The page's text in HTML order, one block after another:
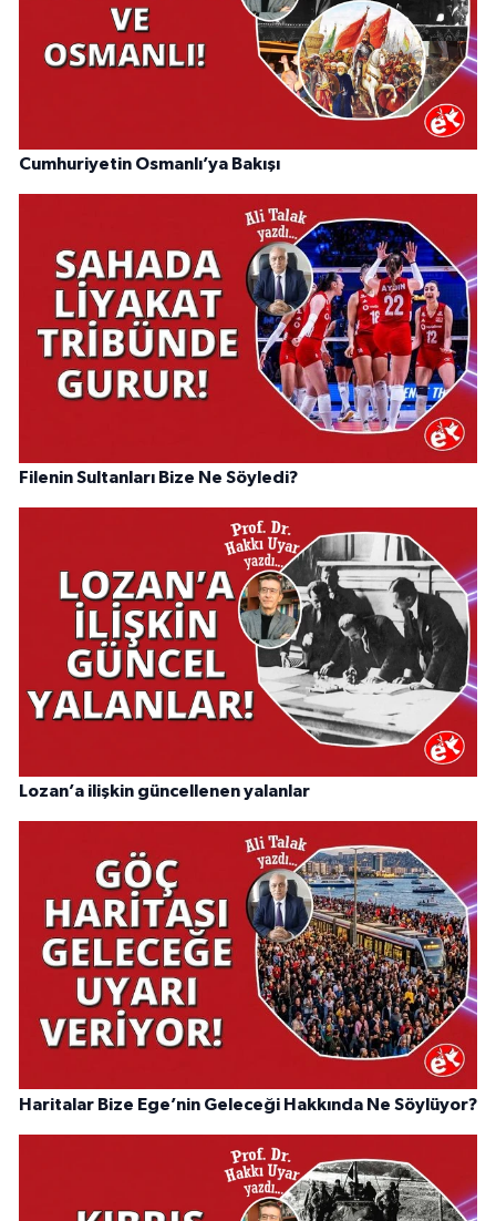
Cumhuriyetin Osmanlı’ya Bakışı
Filenin Sultanları Bize Ne Söyledi?
Lozan’a ilişkin güncellenen yalanlar
Haritalar Bize Ege’nin Geleceği Hakkında Ne Söylüyor?